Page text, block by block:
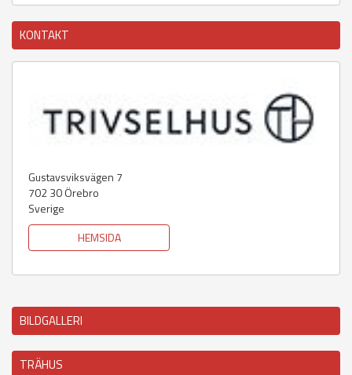
KONTAKT
Gustavsviksvägen 7
702 30Örebro
Sverige
HEMSIDA
BILDGALLERI
TRÄHUS